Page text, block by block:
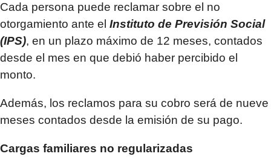
Cada persona puede reclamar sobre el no
otorgamiento ante el Instituto de Previsión Social
(IPS), en un plazo máximo de 12 meses, contados
desde el mes en que debió haber percibido el
monto.
Además, los reclamos para su cobro será de nueve
meses contados desde la emisión de su pago.
Cargas familiares no regularizadas